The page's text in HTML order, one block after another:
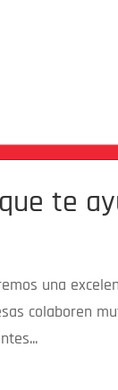
te
una
colaboren